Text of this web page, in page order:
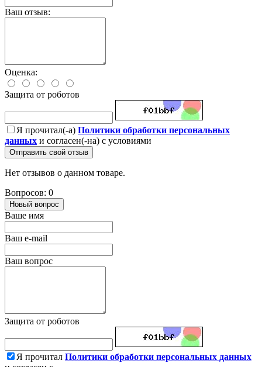
Ваш отзыв:
Оценка:
Защита от роботов
Я прочитал(-а) Политики обработки персональных
данных и согласен(-на) с условиями
Отправить свой отзыв
Нет отзывов о данном товаре.
Вопросов: 0
Новый вопрос
Ваше имя
Ваш e-mail
Ваш вопрос
Защита от роботов
Я прочитал Политики обработки персональных данных